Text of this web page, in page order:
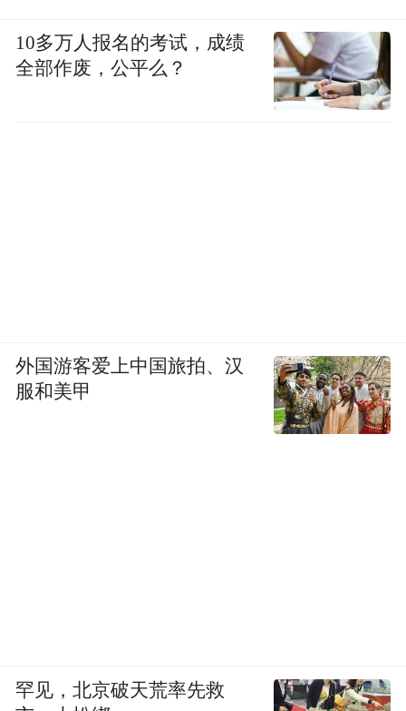
10多万人报名的考试，成绩
全部作废，公平么？
外国游客爱上中国旅拍、汉
服和美甲
罕见，北京破天荒率先救